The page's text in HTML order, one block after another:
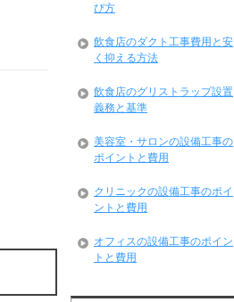
び方
飲食店のダクト工事費用と安
く抑える方法
飲食店のグリストラップ設置
義務と基準
美容室・サロンの設備工事の
ポイントと費用
クリニックの設備工事のポイ
ントと費用
オフィスの設備工事のポイン
トと費用